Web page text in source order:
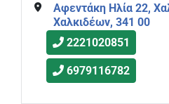
Αφεντάκη Ηλία 22,
Χαλκιδέων, 341 00
2221020851
6979116782